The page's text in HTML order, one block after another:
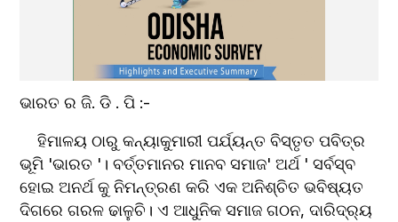
ଭାରତ ର ଜି. ଡି . ପି :-
    ହିମାଳୟ ଠାରୁ କନ୍ୟାକୁମାରୀ ପର୍ଯ୍ୟନ୍ତ ବିସ୍ତୃତ ପବିତ୍ର
ଭୂମି 'ଭାରତ '। ବର୍ତ୍ତମାନର ମାନବ ସମାଜ' ଅର୍ଥ ' ସର୍ବସ୍ବ
ହୋଇ ଅନର୍ଥ କୁ ନିମନ୍ତ୍ରଣ କରି ଏକ ଅନିଶ୍ଚିତ ଭବିଷ୍ୟତ
ଦିଗରେ ଗରଳ ଢାଳୁଚି। ଏ ଆଧୁନିକ ସମାଜ ଗଠନ, ଦାରିଦ୍ର୍ୟ